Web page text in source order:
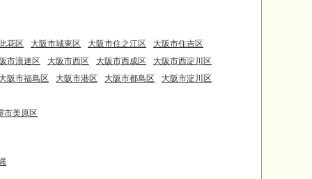
花区 大阪市城東区 大阪市住之江区
大阪市住吉区
市浪速区
大阪市西区 大阪市西成区
大阪市西淀川区
阪市福島区
大阪市港区 大阪市都島区 大阪市淀川区
市美原区